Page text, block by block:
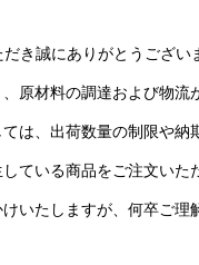
き誠にありがとうござい
原材料の調達および物流
は、出荷数量の制限や納
ている商品をご注文い
いたしますが、何卒ご理